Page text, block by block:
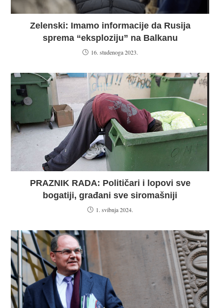
Zelenski: Imamo informacije da Rusija
sprema “eksploziju” na Balkanu
16. studenoga 2023.
PRAZNIK RADA: Političari i lopovi sve
bogatiji, građani sve siromašniji
1. svibnja 2024.